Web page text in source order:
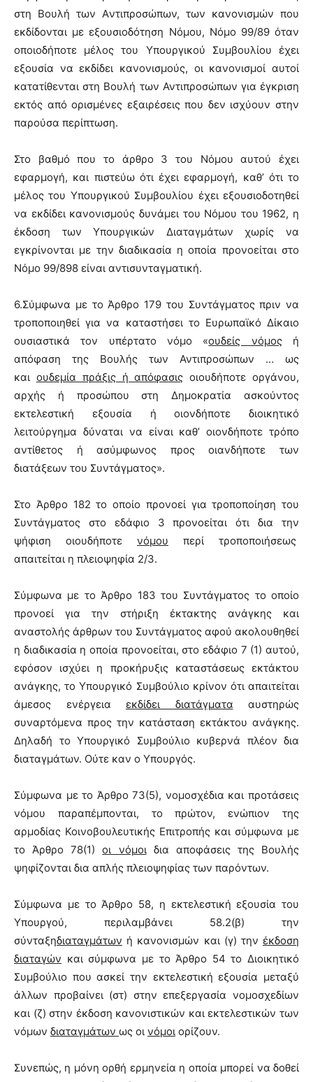
στη Βουλή των Αντιπροσώπων, των κανονισμών που
εκδίδονται με εξουσιοδότηση Νόμου, Νόμο 99/89 όταν
οποιοδήποτε μέλος του Υπουργικού Συμβουλίου έχει
εξουσία να εκδίδει κανονισμούς, οι κανονισμοί αυτοί
κατατίθενται στη Βουλή των Αντιπροσώπων για έγκριση
εκτός από ορισμένες εξαιρέσεις που δεν ισχύουν στην
παρούσα περίπτωση.
Στο βαθμό που το άρθρο 3 του Νόμου αυτού έχει
εφαρμογή, και πιστεύω ότι έχει εφαρμογή, καθ’ ότι το
μέλος του Υπουργικού Συμβουλίου έχει εξουσιοδοτηθεί
να εκδίδει κανονισμούς δυνάμει του Νόμου του 1962, η
έκδοση των Υπουργικών Διαταγμάτων χωρίς να
εγκρίνονται με την διαδικασία η οποία προνοείται στο
Νόμο 99/898 είναι αντισυνταγματική.
6.Σύμφωνα με το Άρθρο 179 του Συντάγματος πριν να
τροποποιηθεί για να καταστήσει το Ευρωπαϊκό Δίκαιο
ουσιαστικά τον υπέρτατο νόμο «ουδείς νόμοςή
απόφαση της Βουλής των Αντιπροσώπων … ως
και ουδεμία πράξις ή απόφασις οιουδήποτε οργάνου,
αρχής ή προσώπου στη Δημοκρατία ασκούντος
εκτελεστική εξουσία ή οιονδήποτε διοικητικό
λειτούργημα δύναται να είναι καθ’ οιονδήποτε τρόπο
αντίθετος ή ασύμφωνος προς οιανδήποτε των
διατάξεων του Συντάγματος».
Στο Άρθρο 182 το οποίο προνοεί για τροποποίηση του
Συντάγματος στο εδάφιο 3 προνοείται ότι δια την
ψήφιση οιουδήποτε νόμου περί τροποποιήσεως
απαιτείται η πλειοψηφία 2/3.
Σύμφωνα με το Άρθρο 183 του Συντάγματος το οποίο
προνοεί για την στήριξη έκτακτης ανάγκης και
αναστολής άρθρων του Συντάγματος αφού ακολουθηθεί
η διαδικασία η οποία προνοείται, στο εδάφιο 7 (1) αυτού,
εφόσον ισχύει η προκήρυξις καταστάσεως εκτάκτου
ανάγκης, το Υπουργικό Συμβούλιο κρίνον ότι απαιτείται
άμεσος ενέργεια εκδίδει διατάγματα αυστηρώς
συναρτόμενα προς την κατάσταση εκτάκτου ανάγκης.
Δηλαδή το Υπουργικό Συμβούλιο κυβερνά πλέον δια
διαταγμάτων. Ούτε καν ο Υπουργός.
Σύμφωνα με το Άρθρο 73(5), νομοσχέδια και προτάσεις
νόμου παραπέμπονται, το πρώτον, ενώπιον της
αρμοδίας Κοινοβουλευτικής Επιτροπής και σύμφωνα με
το Άρθρο 78(1)οι νόμοιδια αποφάσεις της Βουλής
ψηφίζονται δια απλής πλειοψηφίας των παρόντων.
Σύμφωνα με το Άρθρο 58, η εκτελεστική εξουσία του
Υπουργού, περιλαμβάνει 58.2(β) την
σύνταξηδιαταγμάτων ή κανονισμών και (γ) την έκδοση
διαταγών και σύμφωνα με το Άρθρο 54 το Διοικητικό
Συμβούλιο που ασκεί την εκτελεστική εξουσία μεταξύ
άλλων προβαίνει (στ) στην επεξεργασία νομοσχεδίων
και (ζ) στην έκδοση κανονιστικών και εκτελεστικών των
νόμων διαταγμάτων ως οι νόμοι ορίζουν.
Συνεπώς, η μόνη ορθή ερμηνεία η οποία μπορεί να δοθεί